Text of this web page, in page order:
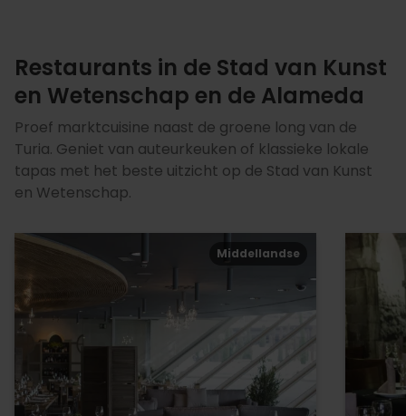
Restaurants in de Stad van Kunst
en Wetenschap en de Alameda
Proef marktcuisine naast de groene long van de
Turia. Geniet van auteurkeuken of klassieke lokale
tapas met het beste uitzicht op de Stad van Kunst
en Wetenschap.
Middellandse